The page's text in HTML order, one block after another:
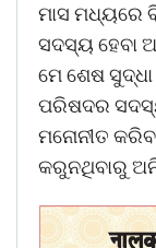
ମାସ ମଧ୍ୟରେ
ସଦସ୍ୟ ହେବା
ମେ ଶେଷ
ପରିଷଦର
ମନୋନୀତ
କରୁନଥିବାରୁ